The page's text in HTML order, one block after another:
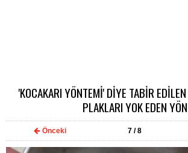
'KOCAKARI YÖNTEMİ' DİYE TABİR
PLAKLARI YOK EDEN YÖN
Önceki 7 / 8